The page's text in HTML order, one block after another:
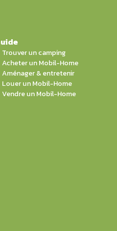
Trouver un camping
Acheter un Mobil-Home
Aménager & entretenir
Louer un Mobil-Home
Vendre un Mobil-Home